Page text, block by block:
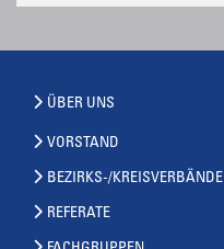
ÜBER UNS
VORSTAND
BEZIRKS-/KREISVERBÄNDE
REFERATE